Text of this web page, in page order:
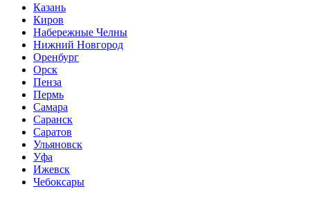
Казань
Киров
Набережные Челны
Нижний Новгород
Оренбург
Орск
Пенза
Пермь
Самара
Саранск
Саратов
Ульяновск
Уфа
Ижевск
Чебоксары